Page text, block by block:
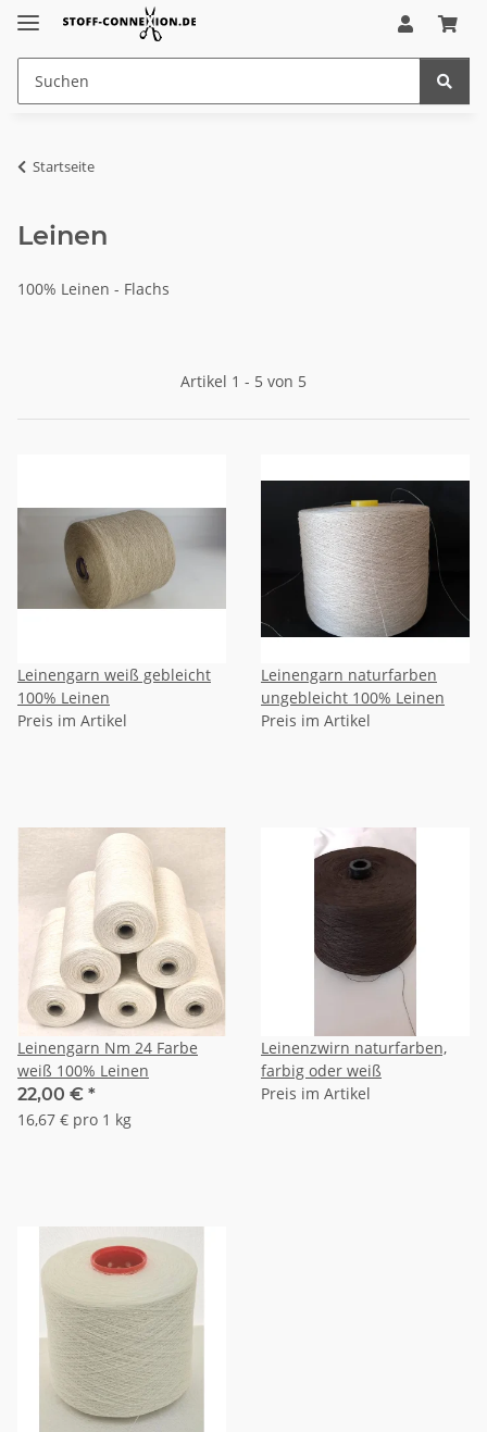
Startseite
Leinen
100% Leinen - Flachs
Artikel 1 - 5 von 5
Leinengarn weiß gebleicht
100% Leinen
Preis im Artikel
Leinengarn naturfarben
ungebleicht 100% Leinen
Preis im Artikel
Leinengarn Nm 24 Farbe
weiß 100% Leinen
22,00 € *
16,67 € pro 1 kg
Leinenzwirn naturfarben,
farbig oder weiß
Preis im Artikel